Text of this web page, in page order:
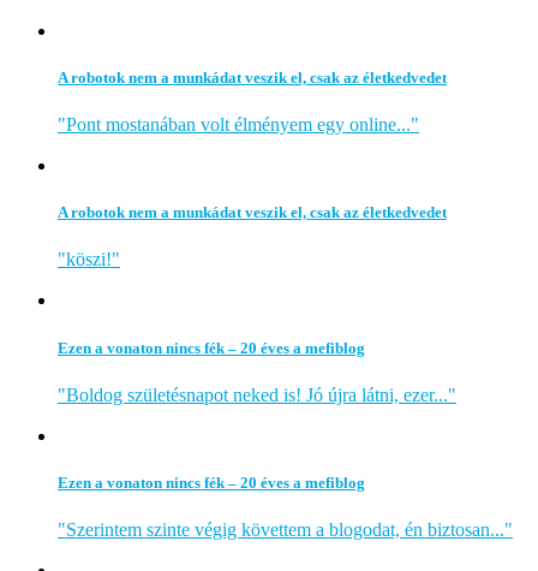
A robotok nem a munkádat veszik el, csak az életkedvedet
"Pont mostanában volt élményem egy online..."
A robotok nem a munkádat veszik el, csak az életkedvedet
"köszi!"
Ezen a vonaton nincs fék – 20 éves a mefiblog
"Boldog születésnapot neked is! Jó újra látni, ezer..."
Ezen a vonaton nincs fék – 20 éves a mefiblog
"Szerintem szinte végig követtem a blogodat, én biztosan..."